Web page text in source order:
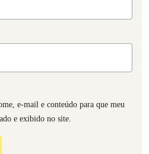
e-mail e conteúdo para que meu
e exibido no site.